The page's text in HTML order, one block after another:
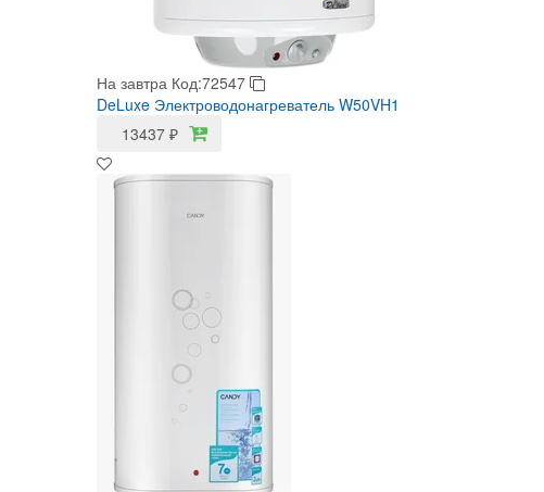
На завтра Код:72547
DeLuxe Электроводонагреватель W50VH1
13437₽